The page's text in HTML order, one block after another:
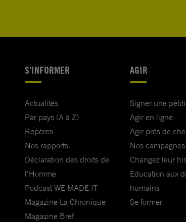
S'INFORMER
Actualités
Par pays (A à Z)
Repères
Nos rapports
Déclaration des droits de
l'Homme
Podcast WE MADE IT
Magazine La Chronique
Magazine Bref
AGIR
Signer une
Agir en ligne
Agir près de
Nos campagnes
Changez leur
Education aux
humains
Se former